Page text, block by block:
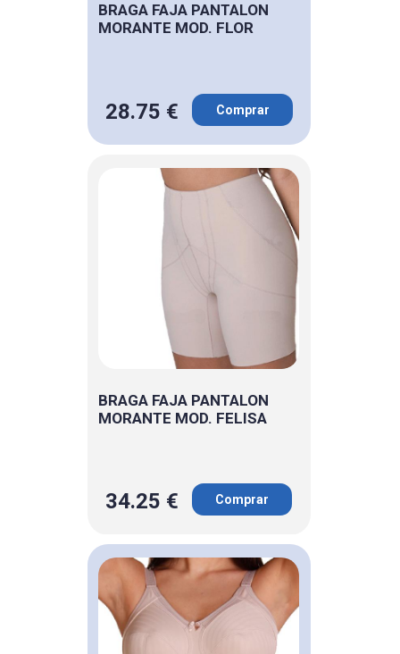
BRAGA FAJA PANTALON
MORANTE MOD. FLOR
28.75 € Comprar
BRAGA FAJA PANTALON
MORANTE MOD. FELISA
34.25 € Comprar